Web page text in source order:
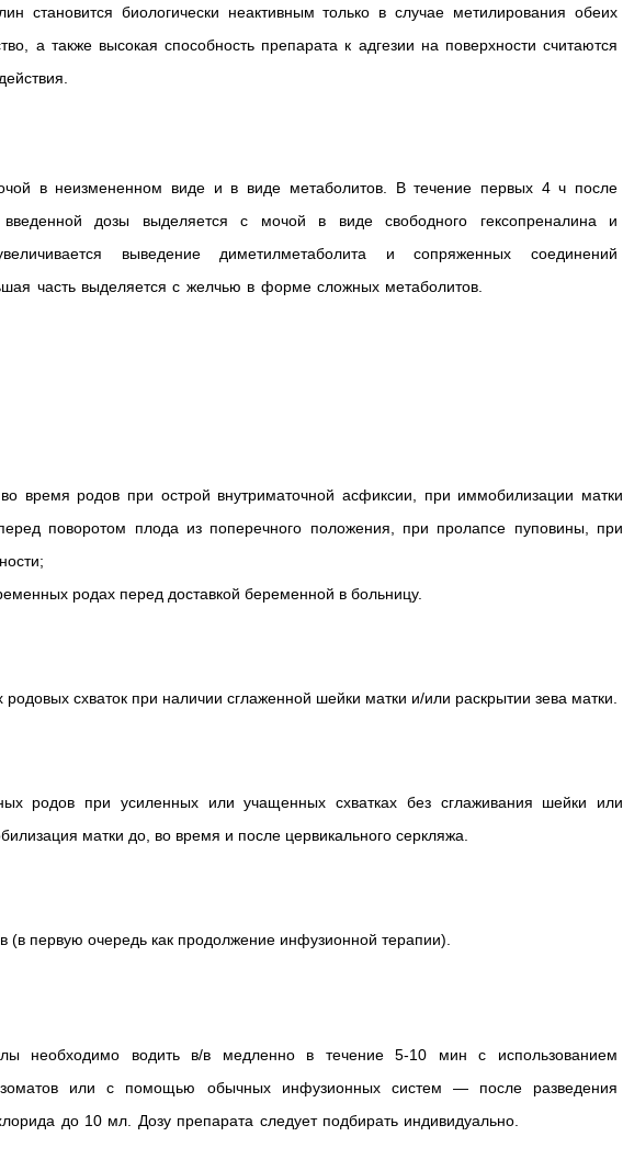
становится биологически неактивным только в случае метилирования обеих
а также высокая способность препарата к адгезии на поверхности считаются
в неизмененном виде и в виде метаболитов. В течение первых 4 ч после
дозы выделяется с мочой в виде свободного гексопреналина и
выведение диметилметаболита и сопряженных соединений
часть выделяется с желчью в форме сложных метаболитов.
время родов при острой внутриматочной асфиксии, при иммобилизации матки
поворотом плода из поперечного положения, при пролапсе пуповины, при
родах перед доставкой беременной в больницу.
схваток при наличии сглаженной шейки матки и/или раскрытии зева матки.
родов при усиленных или учащенных схватках без сглаживания шейки или
матки до, во время и после цервикального серкляжа.
(в первую очередь как продолжение инфузионной терапии).
необходимо водить в/в медленно в течение 5-10 мин с использованием
или с помощью обычных инфузионных систем — после разведения
до 10 мл. Дозу препарата следует подбирать индивидуально.